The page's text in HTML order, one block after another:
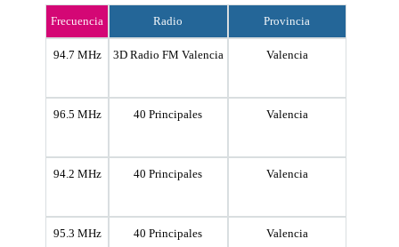
Frecuencia Radio Provincia
94.7 MHz 3D Radio FM Valencia Valencia
96.5 MHz 40 Principales Valencia
94.2 MHz 40 Principales Valencia
95.3 MHz 40 Principales Valencia